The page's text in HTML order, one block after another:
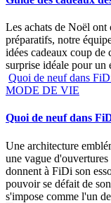
Les achats de Noël
préparatifs, notre
idées cadeaux coup
surprise idéale pour
Quoi de neuf dans
MODE DE VIE
Quoi de neuf dans
Une architecture
une vague d'ouvertures
donnent à FiDi son
pouvoir se défait de
s'impose comme l'un